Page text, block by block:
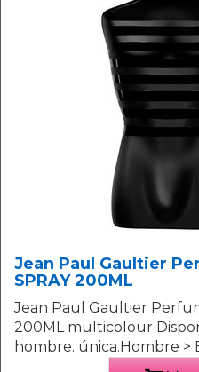
Jean Paul Gaultier
SPRAY 200ML
Jean Paul Gaultier
200ML multicolour
hombre. única.Hombre >